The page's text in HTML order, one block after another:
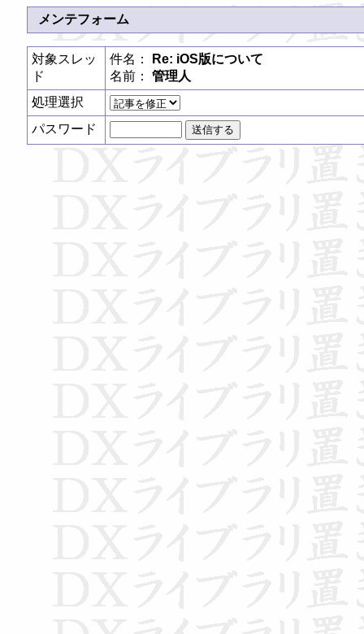
メンテフォーム
対象スレッ
ド
件名：
Re: iOS版について
名前： 管理人
処理選択
パスワード